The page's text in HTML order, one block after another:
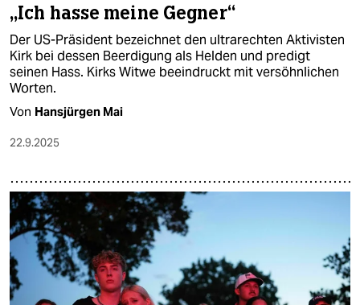
„Ich hasse meine Gegner“
Der US-Präsident bezeichnet den ultrarechten Aktivisten
Kirk bei dessen Beerdigung als Helden und predigt
seinen Hass. Kirks Witwe beeindruckt mit versöhnlichen
Worten.
Von Hansjürgen Mai
22.9.2025